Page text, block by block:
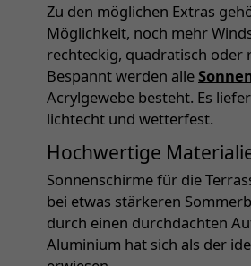
Zu den möglichen Extras
Möglichkeit, noch mehr
rechteckig, quadratisch oder
Bespannt werden alle
Acrylgewebe besteht. Es
lichtecht und wetterfest.
Hochwertige
Sonnenschirme für die
bei etwas stärkeren
durch einen durchdachten
Aluminium hat sich als der